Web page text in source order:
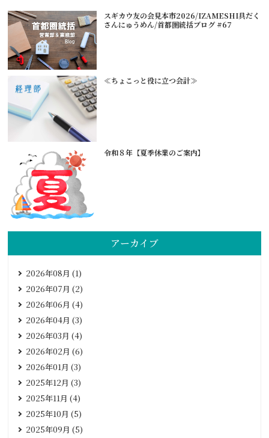
スギカウ友の会見本市2026/IZAMESHI具だく
さんにゅうめん/首都圏統括ブログ #67
≪ちょこっと役に立つ会計≫
令和８年【夏季休業のご案内】
アーカイブ
2026年08月 (1)
2026年07月 (2)
2026年06月 (4)
2026年04月 (3)
2026年03月 (4)
2026年02月 (6)
2026年01月 (3)
2025年12月 (3)
2025年11月 (4)
2025年10月 (5)
2025年09月 (5)